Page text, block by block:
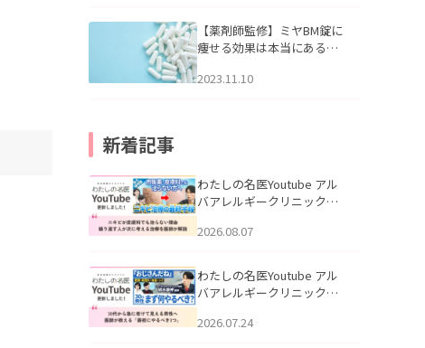
【薬剤師監修】ミヤBM錠に
痩せる効果は本当にある
2023.11.10
新着記事
わたしの名医Youtube アル
バアレルギークリニック札
らない理由｜繰り返す人が
説」を公開いたしました。
2026.08.07
わたしの名医Youtube アル
バアレルギークリニック札
える男性へ｜医師が教える
2026.07.24